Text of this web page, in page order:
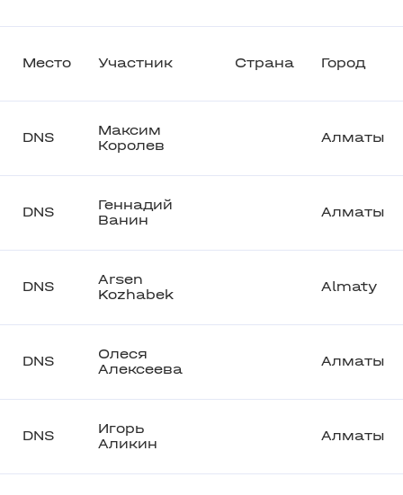
Место Участник Страна Город
DNS
Максим
Королев
Алматы
DNS
Геннадий
Ванин
Алматы
DNS
Arsen
Kozhabek
Almaty
DNS
Олеся
Алексеева
Алматы
DNS
Игорь
Аликин
Алматы